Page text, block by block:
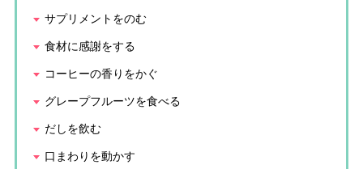
サプリメントをのむ
食材に感謝をする
コーヒーの香りをかぐ
グレープフルーツを食べる
だしを飲む
口まわりを動かす